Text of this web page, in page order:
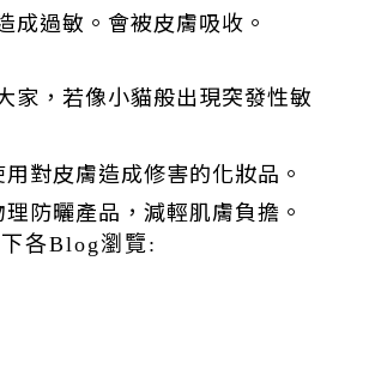
成過敏。會被皮膚吸收。
家，若像小貓般出現突發性敏
對皮膚造成修害的化妝品。
防曬產品，減輕肌膚負擔。
各Blog瀏覽: